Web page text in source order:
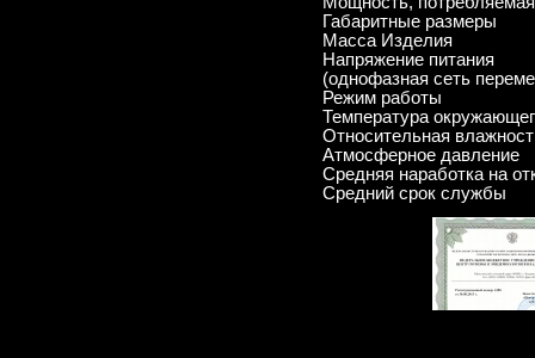
Габаритные размеры
Масса Изделия
Напряжение питания
(однофазная сеть
Режим работы
Температура
Относительная
Атмосферное давление
Средняя наработка на
Средний срок службы